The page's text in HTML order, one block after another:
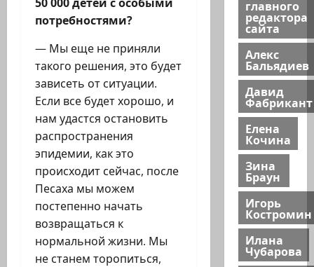
потребностями?
— Мы еще не приняли
такого решения, это будет
зависеть от ситуации.
Если все будет хорошо, и
нам удастся остановить
распространения
эпидемии, как это
происходит сейчас, после
Песаха мы можем
постепенно начать
возвращаться к
нормальной жизни. Мы
не станем торопиться,
главного
редактора
сайта
Алекс
Бальядиев
Давид
Фабрикант
Елена
Кочина
Зина
Браун
Игорь
Костромин
Илана
Чубарова